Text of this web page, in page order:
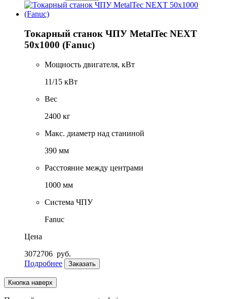
Токарный станок ЧПУ MetalTec NEXT
50x1000 (Fanuc)
Мощность двигателя, кВт
11/15 кВт
Вес
2400 кг
Макс. диаметр над станиной
390 мм
Расстояние между центрами
1000 мм
Система ЧПУ
Fanuc
Цена
3072706 руб.
Подробнее
Заказать
Кнопка наверх